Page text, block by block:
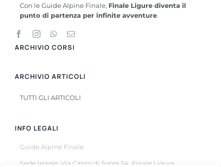
Con le Guide Alpine Finale, Finale Ligure diventa il
punto di partenza per infinite avventure.
ARCHIVIO CORSI
ARCHIVIO ARTICOLI
TUTTI GLI ARTICOLI
INFO LEGALI
Guide Alpine Finale
Sede legale: Via Canto di Sopra 54, Finale Ligure